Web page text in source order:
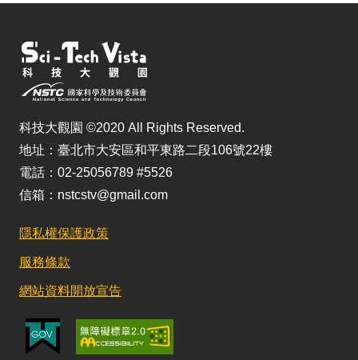
科技大觀園 ©2020 All Rights Reserved.
地址：臺北市大安區和平東路二段106號22樓
電話：02-25056789 #5526
信箱：nstcstv@gmail.com
隱私權保護政策
服務條款
網站資料開放宣告